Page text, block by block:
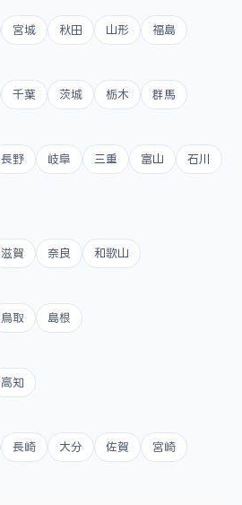
宮城 秋田 山形 福島
千葉 茨城 栃木 群馬
長野 岐阜 三重 富山 石川
滋賀 奈良 和歌山
鳥取 島根
高知
長崎 大分 佐賀 宮崎